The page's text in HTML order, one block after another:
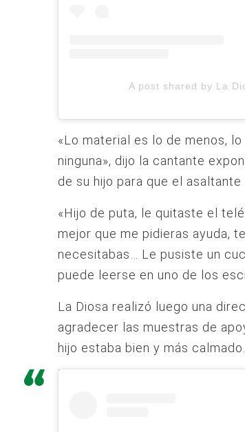
A post shared by La
«Lo material es lo de menos,
ninguna», dijo la cantante
de su hijo para que el asaltante
«Hijo de puta, le quitaste el
mejor que me pidieras ayuda,
necesitabas… Le pusiste un
puede leerse en uno de los
La Diosa realizó luego una
agradecer las muestras de
hijo estaba bien y más calmado.